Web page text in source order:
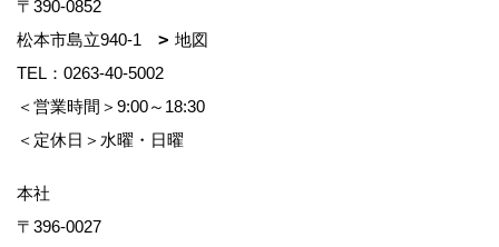
〒390-0852
松本市島立940-1
地図
TEL： 0263-40-5002
＜営業時間＞9:00～18:30
＜定休日＞水曜・日曜
本社
〒396-0027